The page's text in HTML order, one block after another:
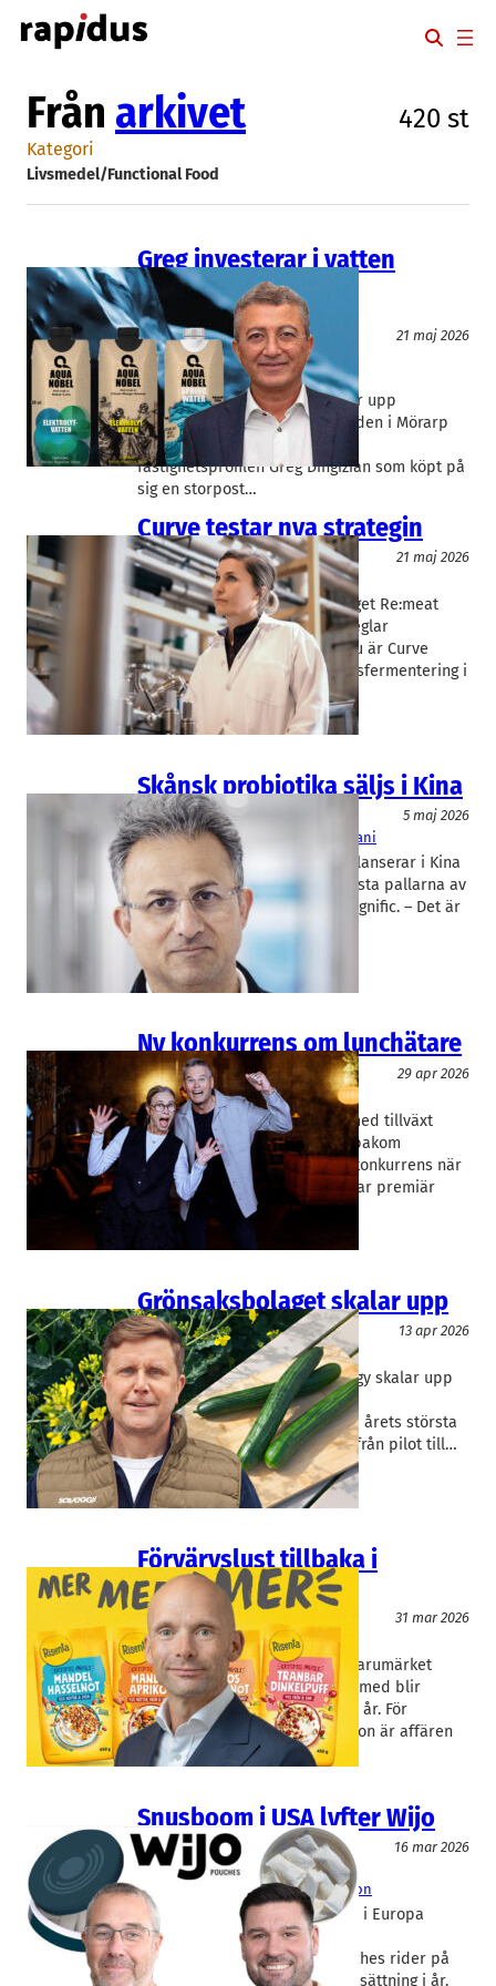
Hoppa
till
Från arkivet 420 st
Kategori
Livsmedel/Functional Food
Greg investerar i vatten
Försvar och säkerhet
Livsmedel/Functional Food
21 maj 2026
Aqua Nobel of Sweden
Greg Dingizian, Pontus Klenell
Aqua Nobel of Sweden pumpar upp
mineralrikt vatten ur berggrunden i Mörarp
utanför Helsingborg. Det gillar
fastighetsprofilen Greg Dingizian som köpt på
sig en storpost…
Curve testar nya strategin
Livsmedel/Functional Food
21 maj 2026
Curve
Gittan Schiöld
Förra året bytte köttodlarbolaget Re:meat
namn till Curve som bättre speglar
Malmöbolagets nya strategi. Nu är Curve
igång med tester för precisionsfermentering i
pilotanläggningen i…
Skånsk probiotika säljs i Kina
Livsmedel/Functional Food
5 maj 2026
ImmuneBiotech
Shahram Lavasani
Lundabolaget Immunebiotech lanserar i Kina
och har redan levererat de första pallarna av
sin probiotiska produkt Gutmagnific. – Det är
bara första av fler som…
Ny konkurrens om lunchätare
Livsmedel/Functional Food
29 apr 2026
Martin Karyd
Malmö Saluhall har tuffat på med tillväxt
efter pandemin. Syskonparet bakom
saluhallen välkomnar idag ny konkurrens när
Malmös nya streetfood-park har premiär
knappt 500 meter…
Grönsaksbolaget skalar upp
Livsmedel/Functional Food
13 apr 2026
Saveggy
Ola Heffler
Grönsaksskyddsbolaget Saveggy skalar upp
industriellt och siktar på en
finansieringsrunda som kan bli årets största
onoterade i Skåne. – Vi ska gå från pilot till…
Förvärvslust tillbaka i
Midsona
Livsmedel/Functional Food
31 mar 2026
Midsona
Henrik Hjalmarsson
Midsona i Malmö köper hälsovarumärket
Risenta från finska Pauligs. Därmed blir
Risenta svenskt igen efter elva år. För
Midsonas vd Henrik Hjalmarsson är affären
en…
Snusboom i USA lyfter Wijo
Livsmedel/Functional Food
16 mar 2026
Wijo Pouches
Christian Wikekall, Peter Johansson
Medan snuset möter motstånd i Europa
exploderar efterfrågan i USA.
Helsingborgsbolaget Wijo Pouches rider på
vågen räknar med dubblad omsättning i år.